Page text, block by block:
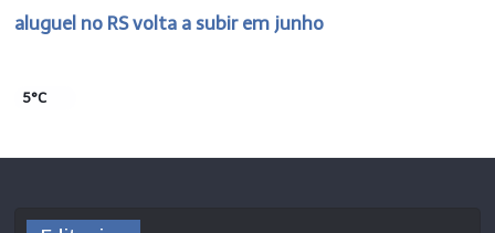
aluguel no RS volta a subir em junho
5°C